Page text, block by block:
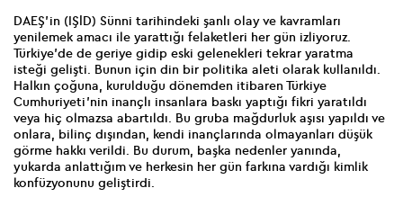
DAEŞ’in (IŞİD) Sünni tarihindeki şanlı olay ve kavramları
yenilemek amacı ile yarattığı felaketleri her gün izliyoruz.
Türkiye’de de geriye gidip eski gelenekleri tekrar yaratma
isteği gelişti. Bunun için din bir politika aleti olarak kullanıldı.
Halkın çoğuna, kurulduğu dönemden itibaren Türkiye
Cumhuriyeti’nin inançlı insanlara baskı yaptığı fikri yaratıldı
veya hiç olmazsa abartıldı. Bu gruba mağdurluk aşısı yapıldı ve
onlara, bilinç dışından, kendi inançlarında olmayanları düşük
görme hakkı verildi. Bu durum, başka nedenler yanında,
yukarda anlattığım ve herkesin her gün farkına vardığı kimlik
konfüzyonunu geliştirdi.